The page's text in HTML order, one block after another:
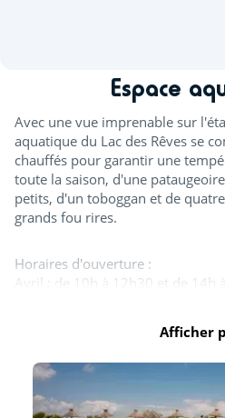
Espace
Avec une vue imprenable sur
aquatique du Lac des Rêves se
chauffés pour garantir une
toute la saison, d'une
petits, d'un toboggan et de
grands fou rires.
Horaires d'ouverture :
Avril : de 10h à 12h30 et de 14h à
Octobre : de 10h à 12h30 et de
Tout l'espace aquatique est
minima, un bassin est ouvert
Afficher